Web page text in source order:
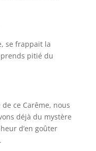
se frappait la
pitié du
ce Carême, nous
déjà du mystère
d’en goûter